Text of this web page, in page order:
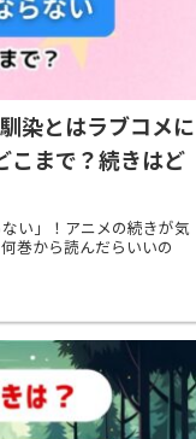
染とはラブコメに
こまで？続きはど
い」！アニメの続きが気
巻から読んだらいいの